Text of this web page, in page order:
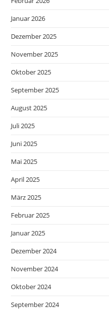
Januar 2026
Dezember 2025
November 2025
Oktober 2025
September 2025
August 2025
Juli 2025
Juni 2025
Mai 2025
April 2025
März 2025
Februar 2025
Januar 2025
Dezember 2024
November 2024
Oktober 2024
September 2024